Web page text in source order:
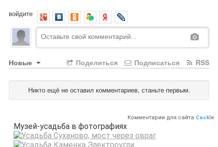
войдите
Новые RSS
Подписаться
Поделиться
Никто ещё не оставил комментариев, станьте первым.
Комментарии для сайта Cackle
Музей-усадьба в фотографиях